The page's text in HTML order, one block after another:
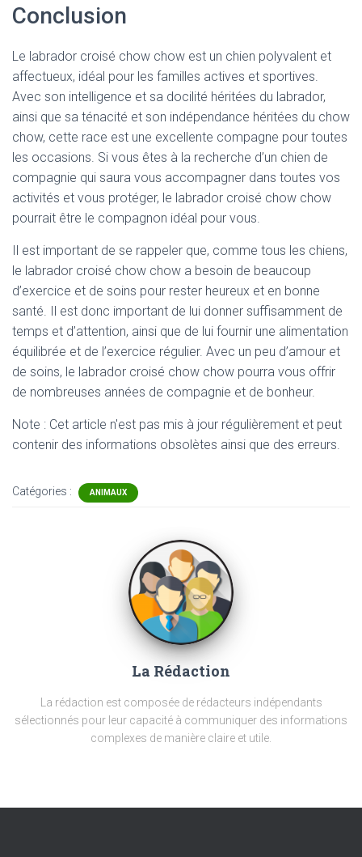
Conclusion
Le labrador croisé chow chow est un chien polyvalent et
affectueux, idéal pour les familles actives et sportives.
Avec son intelligence et sa docilité héritées du labrador,
ainsi que sa ténacité et son indépendance héritées du chow
chow, cette race est une excellente compagne pour toutes
les occasions. Si vous êtes à la recherche d’un chien de
compagnie qui saura vous accompagner dans toutes vos
activités et vous protéger, le labrador croisé chow chow
pourrait être le compagnon idéal pour vous.
Il est important de se rappeler que, comme tous les chiens,
le labrador croisé chow chow a besoin de beaucoup
d’exercice et de soins pour rester heureux et en bonne
santé. Il est donc important de lui donner suffisamment de
temps et d’attention, ainsi que de lui fournir une alimentation
équilibrée et de l’exercice régulier. Avec un peu d’amour et
de soins, le labrador croisé chow chow pourra vous offrir
de nombreuses années de compagnie et de bonheur.
Note : Cet article n'est pas mis à jour régulièrement et peut
contenir des informations obsolètes ainsi que des erreurs.
Catégories : ANIMAUX
La Rédaction
La rédaction est composée de rédacteurs indépendants
sélectionnés pour leur capacité à communiquer des informations
complexes de manière claire et utile.